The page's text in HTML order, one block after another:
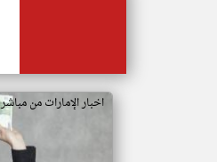
اخبار الإمارات من مباشر